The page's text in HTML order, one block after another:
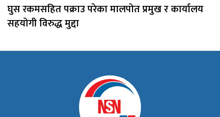
घुस रकमसहित पक्राउ परेका मालपोत प्रमुख र कार्यालय
सहयोगी विरुद्ध मुद्दा